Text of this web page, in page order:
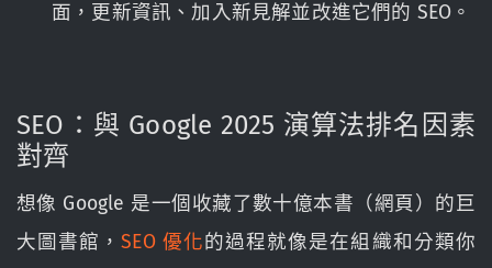
面，更新資訊、加入新見解並改進它們的 SEO。
SEO：與 Google 2025 演算法排名因素
對齊
想像 Google 是一個收藏了數十億本書（網頁）的巨
大圖書館，SEO 優化的過程就像是在組織和分類你